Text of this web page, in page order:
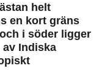
helt
en kort gräns
i söder ligger
av Indiska